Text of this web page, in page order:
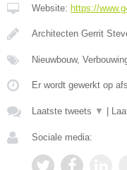
Website: https://
Architecten Gerrit
Nieuwbouw,
Er wordt gewerkt op
Laatste tweets ▼ |
Sociale media: